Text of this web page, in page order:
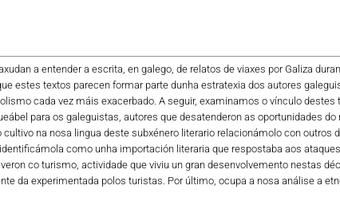
a entender a escrita, en galego, de relatos de viaxes por Galiza
estes textos parecen formar parte dunha estratexia dos autores
cada vez máis exacerbado. A seguir, examinamos o vínculo
para os galeguistas, autores que desatenderon as oportunidades
na nosa lingua deste subxénero literario relacionámolo con outros
como unha importación literaria que respostaba aos
co turismo, actividade que viviu un gran desenvolvemento nestas
da experimentada polos turistas. Por último, ocupa a nosa análise a